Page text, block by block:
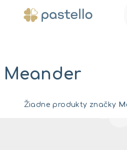
Meander
Žiadne produkty značky